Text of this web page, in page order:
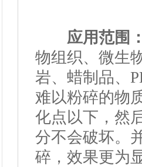
应用范围
物组织、微生
岩、蜡制品、
难以粉碎的物
化点以下，然
分不会破坏。
碎，效果更